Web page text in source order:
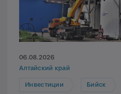
06.08.2026
Алтайский край
Инвестиции Бийск